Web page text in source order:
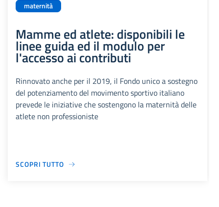
maternità
Mamme ed atlete: disponibili le
linee guida ed il modulo per
l'accesso ai contributi
Rinnovato anche per il 2019, il Fondo unico a sostegno
del potenziamento del movimento sportivo italiano
prevede le iniziative che sostengono la maternità delle
atlete non professioniste
SCOPRI TUTTO